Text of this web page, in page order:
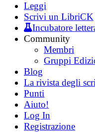
Leggi
Scrivi un LibriCK
Incubatore
Community
Membri
Gruppi
Blog
La rivista degli
Punti
Aiuto!
Log In
Registrazione